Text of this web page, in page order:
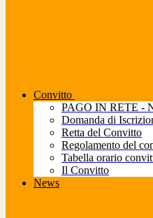
Convitto
PAGO IN RETE -
Domanda di
Retta del Convitto
Regolamento del
Tabella orario
Il Convitto
News